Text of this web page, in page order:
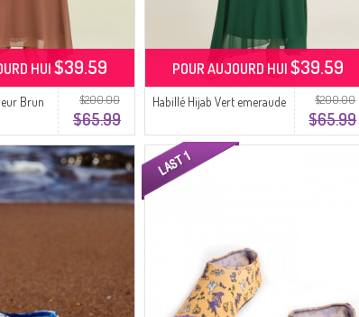
$200.00
$65.99
Brun
HUI$39.59
$200.00
$65.99
Habillé Hijab Vert emeraude
POUR AUJOURD HUI $39.59